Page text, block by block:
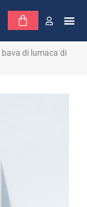
di lumaca di